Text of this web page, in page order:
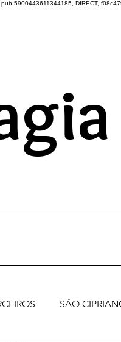
5900443611344185, DIRECT,
DO
SÃO